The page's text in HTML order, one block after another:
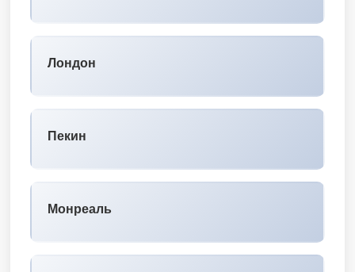
Лондон
Пекин
Монреаль